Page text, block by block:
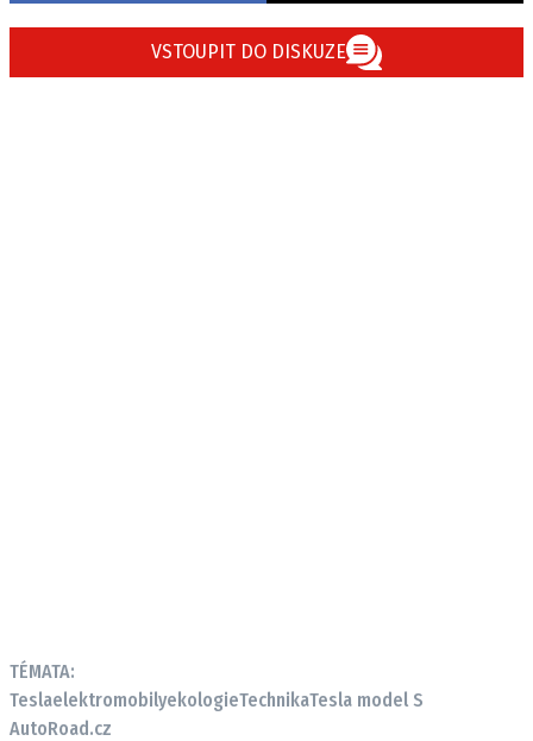
VSTOUPIT DO DISKUZE
TÉMATA:
TeslaelektromobilyekologieTechnikaTesla model S
AutoRoad.cz